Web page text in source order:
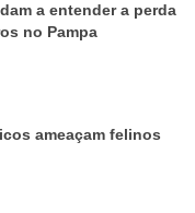
a entender a perda
no Pampa
ameaçam felinos